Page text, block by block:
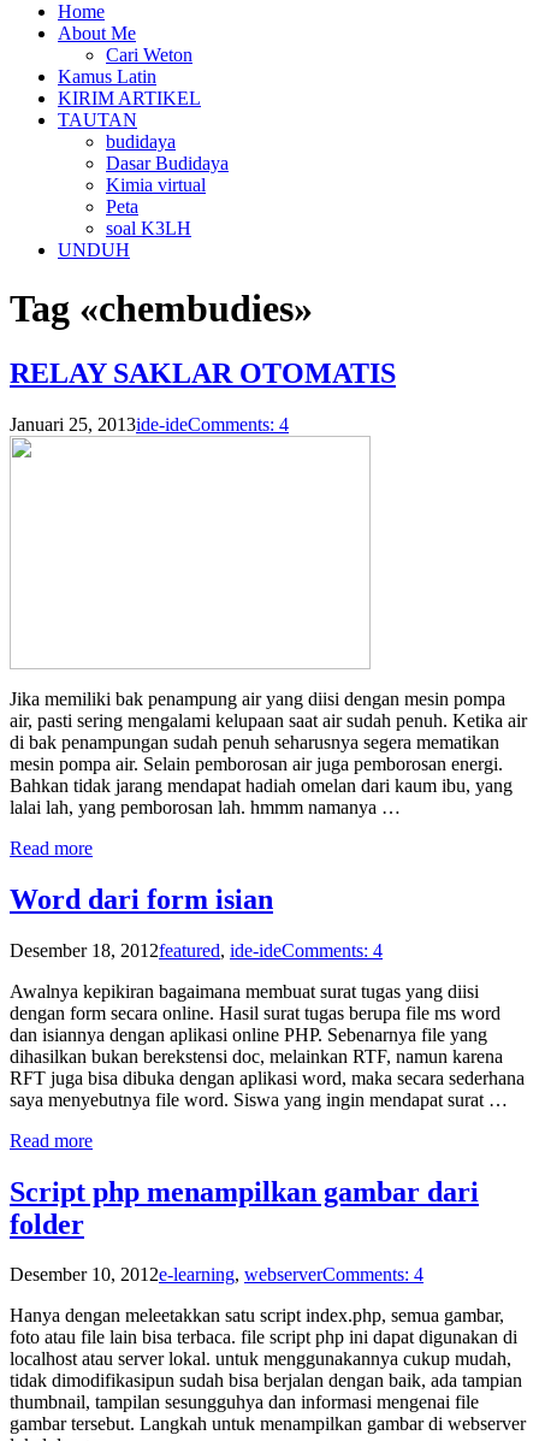
Home
About Me
Cari Weton
Kamus Latin
KIRIM ARTIKEL
TAUTAN
budidaya
Dasar Budidaya
Kimia virtual
Peta
soal K3LH
UNDUH
Tag «chembudies»
RELAY SAKLAR OTOMATIS
Januari 25, 2013ide-ideComments: 4
Jika memiliki bak penampung air yang diisi dengan mesin pompa
air, pasti sering mengalami kelupaan saat air sudah penuh. Ketika air
di bak penampungan sudah penuh seharusnya segera mematikan
mesin pompa air. Selain pemborosan air juga pemborosan energi.
Bahkan tidak jarang mendapat hadiah omelan dari kaum ibu, yang
lalai lah, yang pemborosan lah. hmmm namanya …
Read more
Word dari form isian
Desember 18, 2012featured, ide-ideComments: 4
Awalnya kepikiran bagaimana membuat surat tugas yang diisi
dengan form secara online. Hasil surat tugas berupa file ms word
dan isiannya dengan aplikasi online PHP. Sebenarnya file yang
dihasilkan bukan berekstensi doc, melainkan RTF, namun karena
RFT juga bisa dibuka dengan aplikasi word, maka secara sederhana
saya menyebutnya file word. Siswa yang ingin mendapat surat …
Read more
Script php menampilkan gambar dari
folder
Desember 10, 2012e-learning, webserverComments: 4
Hanya dengan meleetakkan satu script index.php, semua gambar,
foto atau file lain bisa terbaca. file script php ini dapat digunakan di
localhost atau server lokal. untuk menggunakannya cukup mudah,
tidak dimodifikasipun sudah bisa berjalan dengan baik, ada tampian
thumbnail, tampilan sesungguhya dan informasi mengenai file
gambar tersebut. Langkah untuk menampilkan gambar di webserver